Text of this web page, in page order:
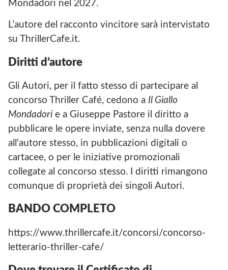
Mondadori nel 2027.
L’autore del racconto vincitore sarà intervistato
su ThrillerCafe.it.
Diritti d’autore
Gli Autori, per il fatto stesso di partecipare al
concorso Thriller Café, cedono a Il Giallo
Mondadori e a Giuseppe Pastore il diritto a
pubblicare le opere inviate, senza nulla dovere
all’autore stesso, in pubblicazioni digitali o
cartacee, o per le iniziative promozionali
collegate al concorso stesso. I diritti rimangono
comunque di proprietà dei singoli Autori.
BANDO COMPLETO
https://www.thrillercafe.it/concorsi/concorso-
letterario-thriller-cafe/